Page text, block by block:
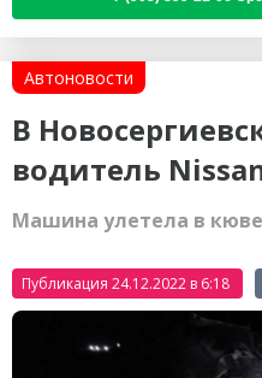
Автоновости
В
водитель
Машина улетела в
Публикация 24.12.2022 в 6:18